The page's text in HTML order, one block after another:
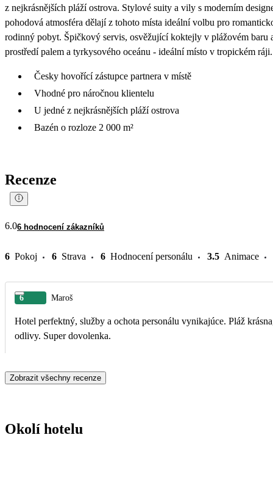
z nejkrásnějších pláží ostrova. Stylové suity a vily s moderním
pohodová atmosféra dělají z tohoto místa ideální volbu pro
rodinný pobyt. Špičkový servis, osvěžující koktejly v plážovém baru
prostředí palem a tyrkysového oceánu - ideální místo v tropickém ráji.
Česky hovořící zástupce partnera v místě
Vhodné pro náročnou klientelu
U jedné z nejkrásnějších pláží ostrova
Bazén o rozloze 2 000 m²
Recenze
6.06 hodnocení zákazníků
6 Pokoj 6 Strava 6 Hodnocení personálu 3.5 Animace
6 Maroš
Hotel perfektný, služby a ochota personálu vynikajúce. Pláž
odlivy. Super dovolenka.
Zobrazit všechny recenze
Okolí hotelu